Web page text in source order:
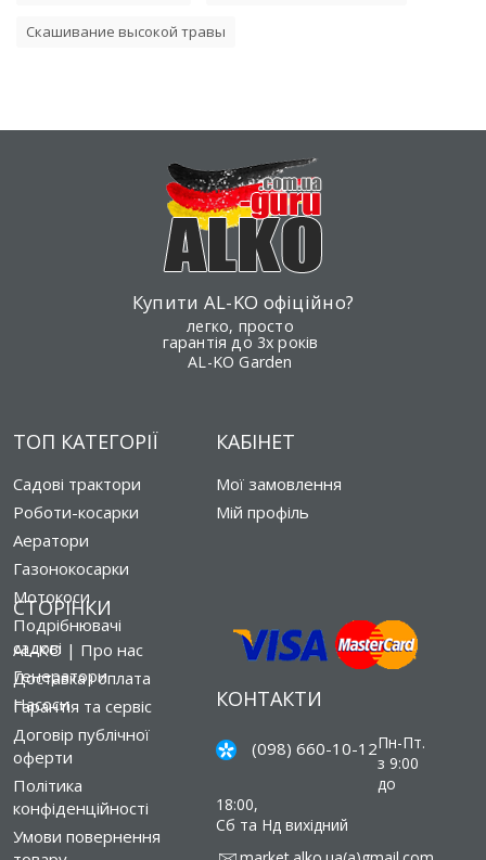
Скашивание высокой травы
Купити AL-KO офіційно?
легко, просто
гарантія до 3х років
AL-KO Garden
ТОП КАТЕГОРІЇ
Садові трактори
Роботи-косарки
Аератори
Газонокосарки
Мотокоси
Подрібнювачі
садові
Генератори
Насоси
СТОРІНКИ
AL-KO | Про нас
Доставка і оплата
Гарантія та сервіс
Договір публічної
оферти
Політика
конфіденційності
Умови повернення
КАБІНЕТ
Мої замовлення
Мій профіль
КОНТАКТИ
(098) 660-10-12Пн-Пт.
з 9:00
до
18:00,
Сб та Нд вихідний